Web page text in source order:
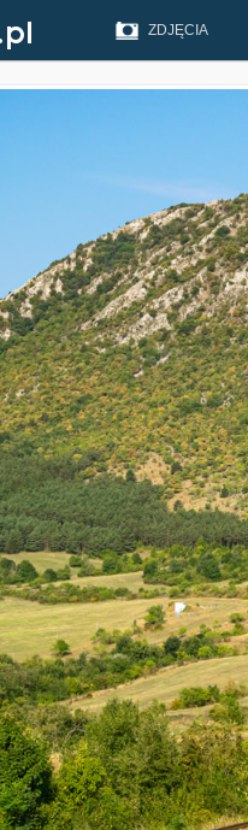
ZDJĘCIA